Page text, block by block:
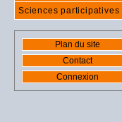
Sciences participatives
Plan du site
Contact
Connexion